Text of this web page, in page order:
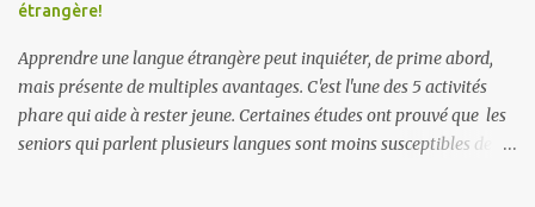
étrangère!
Apprendre une langue étrangère peut inquiéter, de prime abord,
mais présente de multiples avantages. C'est l'une des 5 activités
phare qui aide à rester jeune. Certaines études ont prouvé que les
seniors qui parlent plusieurs langues sont moins susceptibles de